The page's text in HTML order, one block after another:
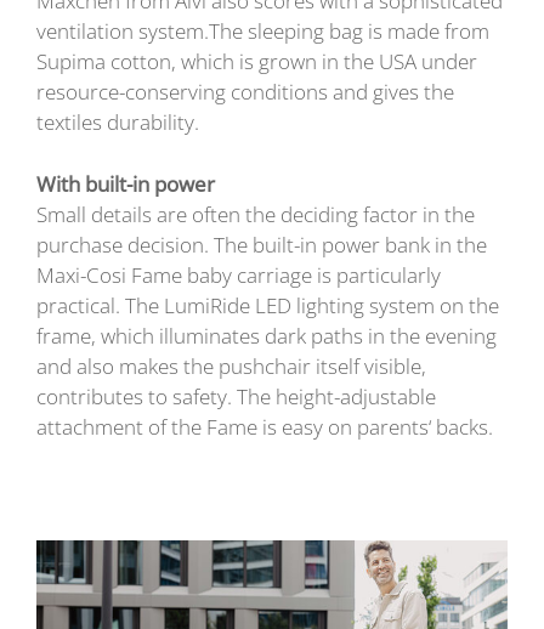
ventilation system.The sleeping bag is made from
Supima cotton, which is grown in the USA under
resource-conserving conditions and gives the
textiles durability.
With built-in power
Small details are often the deciding factor in the
purchase decision. The built-in power bank in the
Maxi-Cosi Fame baby carriage is particularly
practical. The LumiRide LED lighting system on the
frame, which illuminates dark paths in the evening
and also makes the pushchair itself visible,
contributes to safety. The height-adjustable
attachment of the Fame is easy on parents‘ backs.